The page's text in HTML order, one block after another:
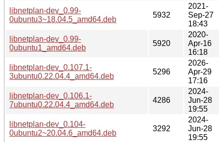
libnetplan-dev_0.99-
0ubuntu3~18.04.5_amd64.deb
5932
2021-
Sep-27
18:43
libnetplan-dev_0.99-
0ubuntu1_amd64.deb
5920
2020-
Apr-16
16:18
libnetplan-dev_0.107.1-
3ubuntu0.22.04.4_amd64.deb
5296
2026-
Apr-29
17:16
libnetplan-dev_0.106.1-
7ubuntu0.22.04.4_amd64.deb
4286
2024-
Jun-28
19:55
libnetplan-dev_0.104-
0ubuntu2~20.04.6_amd64.deb
3292
2024-
Jun-28
19:55